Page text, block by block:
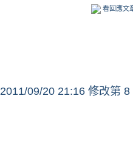
看回應文
2011/09/20 21:16 修改第 8